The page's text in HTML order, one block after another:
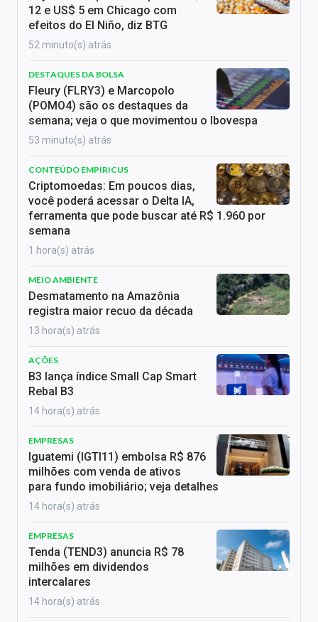
12 e US$ 5 em Chicago com
efeitos do El Niño, diz BTG
52 minuto(s) atrás
DESTAQUES DA BOLSA
Fleury (FLRY3) e Marcopolo
(POMO4) são os destaques da
semana; veja o que movimentou o Ibovespa
53 minuto(s) atrás
CONTEÚDO EMPIRICUS
Criptomoedas: Em poucos dias,
você poderá acessar o Delta IA,
ferramenta que pode buscar até R$ 1.960 por
semana
1 hora(s) atrás
MEIO AMBIENTE
Desmatamento na Amazônia
registra maior recuo da década
13 hora(s) atrás
AÇÕES
B3 lança índice Small Cap Smart
Rebal B3
14 hora(s) atrás
EMPRESAS
Iguatemi (IGTI11) embolsa R$ 876
milhões com venda de ativos
para fundo imobiliário; veja detalhes
14 hora(s) atrás
EMPRESAS
Tenda (TEND3) anuncia R$ 78
milhões em dividendos
intercalares
14 hora(s) atrás